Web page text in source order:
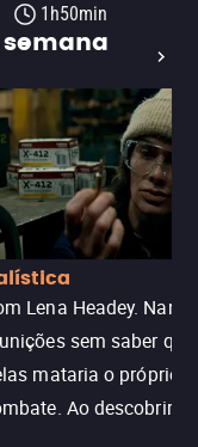
1h50min
Lena Headey.
sem saber
mataria o próprio
Ao descobrir a